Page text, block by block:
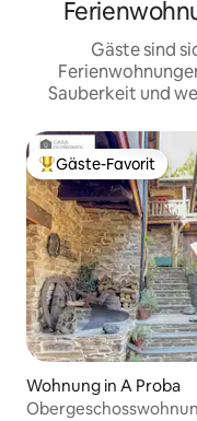
Gäste sind
Sauberkeit und
Beliebter Gäste-
Gäste-Favorit
Wohnung in A Proba